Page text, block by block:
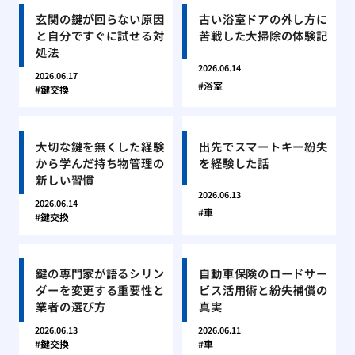
玄関の鍵が回らない原因
と自分ですぐに試せる対
処法
2026.06.17
鍵交換
古い浴室ドアの外し方に
苦戦した大掃除の体験記
2026.06.14
浴室
大切な鍵を無くした経験
から学んだ持ち物管理の
新しい習慣
2026.06.14
鍵交換
出先でスマートキー紛失
を経験した話
2026.06.13
車
鍵の専門家が語るシリン
ダーを変更する重要性と
業者の選び方
2026.06.13
鍵交換
自動車保険のロードサー
ビス活用術と紛失補償の
真実
2026.06.11
車